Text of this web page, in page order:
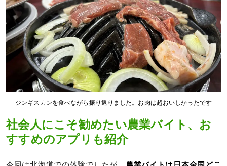
ジンギスカンを食べながら振り返りました。お肉は超おいしかったです
社会人にこそ勧めたい農業バイト、お
すすめのアプリも紹介